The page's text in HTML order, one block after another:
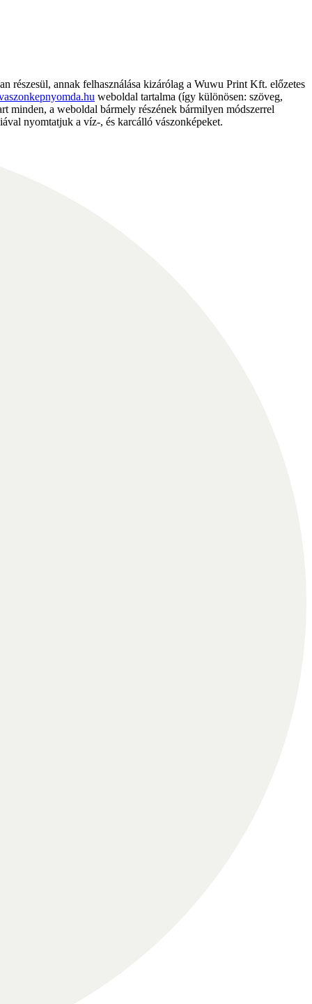
részesül, annak felhasználása kizárólag a Wuwu Print Kft. előzetes
weboldal tartalma (így különösen: szöveg,
a weboldal bármely részének bármilyen módszerrel
nyomtatjuk a víz-, és karcálló vászonképeket.